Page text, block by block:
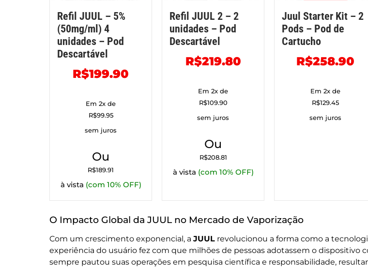
Refil JUUL – 5%
(50mg/ml) 4
unidades – Pod
Descartável
R$199.90
Em 2x de
R$99.95
sem juros
Ou
R$189.91
à vista (com 10% OFF)
Refil JUUL 2 – 2
unidades – Pod
Descartável
R$219.80
Em 2x de
R$109.90
sem juros
Ou
R$208.81
à vista (com 10% OFF)
Juul Starter Kit – 2
Pods – Pod de
Cartucho
R$258.90
Em 2x de
R$129.45
sem juros
O Impacto Global da JUUL no Mercado de Vaporização
Com um crescimento exponencial, a JUUL revolucionou a forma como a
experiência do usuário fez com que milhões de pessoas adotassem o dispositivo
sempre pautou suas operações em pesquisa científica e responsabilidade,